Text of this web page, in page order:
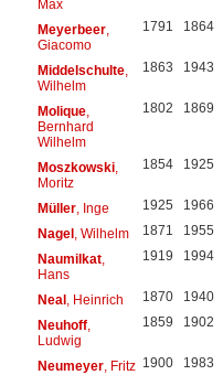
Max
Meyerbeer,
Giacomo
1791 1864
Middelschulte,
Wilhelm
1863 1943
Molique,
Bernhard
Wilhelm
1802 1869
Moszkowski,
Moritz
1854 1925
Müller, Inge 1925 1966
Nagel, Wilhelm 1871 1955
Naumilkat,
Hans
1919 1994
Neal, Heinrich 1870 1940
Neuhoff,
Ludwig
1859 1902
Neumeyer, Fritz 1900 1983